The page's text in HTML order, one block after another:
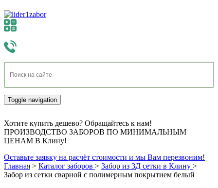
Toggle navigation
Хотите купить дешево? Обращайтесь к нам!
ПРОИЗВОДСТВО ЗАБОРОВ ПО МИНИМАЛЬНЫМ
ЦЕНАМ В Клину!
Оставьте заявку на расчёт стоимости и мы Вам перезвоним!
Главная > Каталог заборов > Забор из 3Д сетки в Клину >
Забор из сетки сварной с полимерным покрытием белый